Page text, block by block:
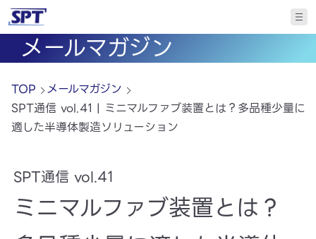
メールマガジン
TOP
メールマガジン
SPT通信 vol.41 | ミニマルファブ装置とは？多品種少量に
適した半導体製造ソリューション
SPT通信 vol.41
ミニマルファブ装置とは？